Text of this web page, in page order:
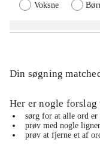
Voksne
Din søgning
Her er nogle
sørg for at alle ord er
prøv med nogle
prøv at fjerne et af